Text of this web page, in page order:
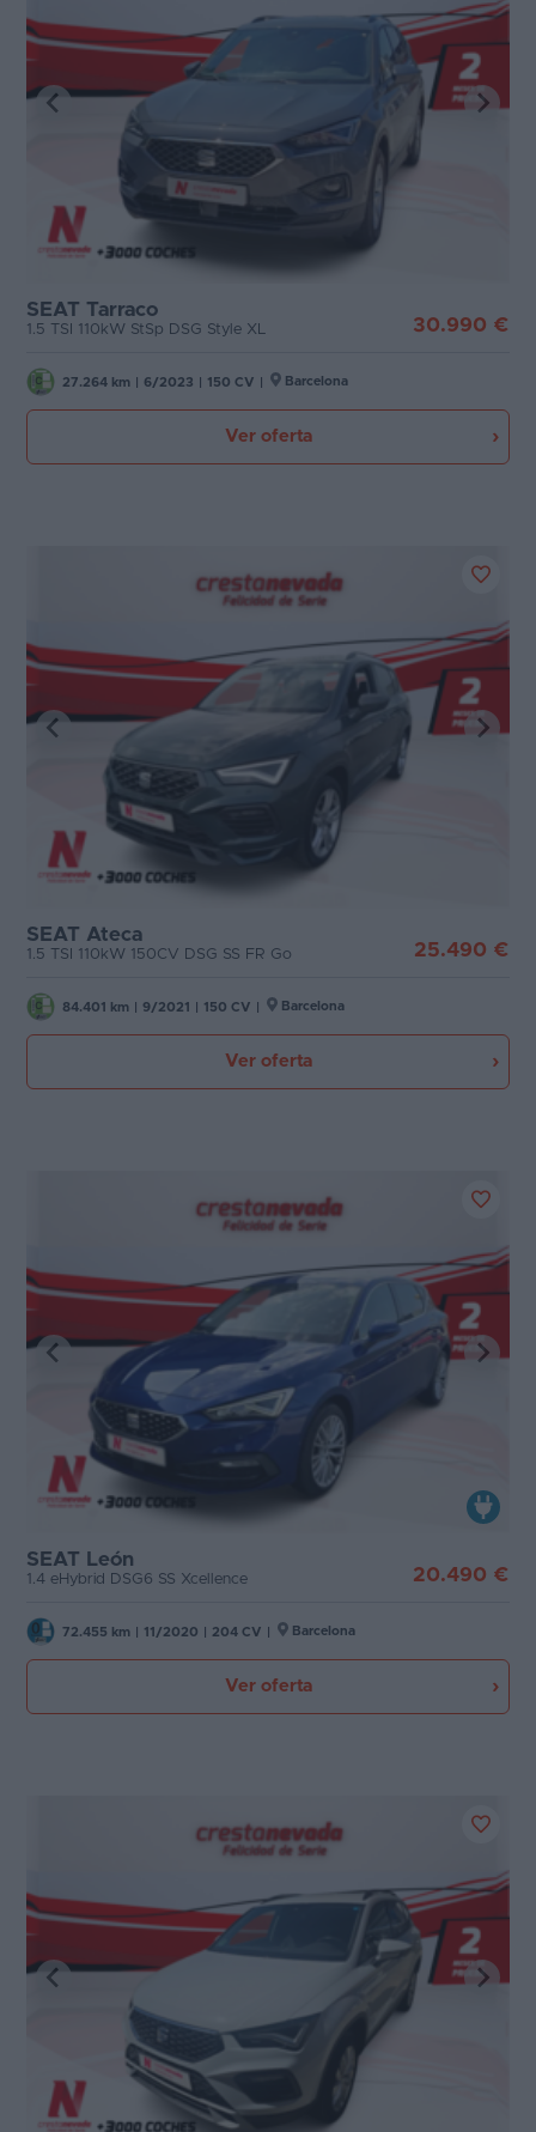
SEAT Tarraco
1.5 TSI 110kW StSp DSG Style XL 30.990 €
27.264 km 6/2023 150 CV Barcelona
Ver oferta
SEAT Ateca
1.5 TSI 110kW 150CV DSG SS FR Go 25.490 €
84.401 km 9/2021 150 CV Barcelona
Ver oferta
SEAT León
1.4 eHybrid DSG6 SS Xcellence 20.490 €
72.455 km 11/2020 204 CV Barcelona
Ver oferta